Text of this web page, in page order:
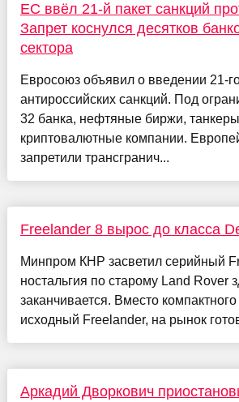
ЕС ввёл 21-й пакет санкций
Запрет коснулся десятков
сектора
Евросоюз объявил о введении 21-
антироссийских санкций. Под
32 банка, нефтяные биржи,
криптовалютные компании.
запретили трансгранич...
Freelander 8 вырос до класса
Минпром КНР засветил серийный
ностальгия по старому Land Rover
заканчивается. Вместо
исходный Freelander, на рынок
Аркадий Дворкович